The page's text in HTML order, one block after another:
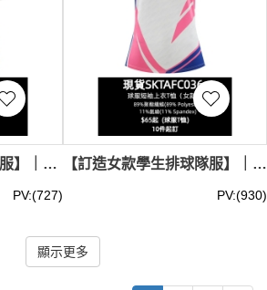
【訂製運動短袖T恤球服】｜紫白撞色設計｜V領紫色鑲邊｜現貨主推｜幾何漸變圖案｜運動短袖T恤專門店 SKTAFC037-SBTY-A3219#
PV:(727)
【訂造女款學生排球隊服】｜白底粉藍圖形｜左肩細密條紋｜現貨主推｜袖口粉藍收邊｜收腰學生球隊服專賣 SKTAFC036-SBTY-A3218#
PV:(930)
顯示更多